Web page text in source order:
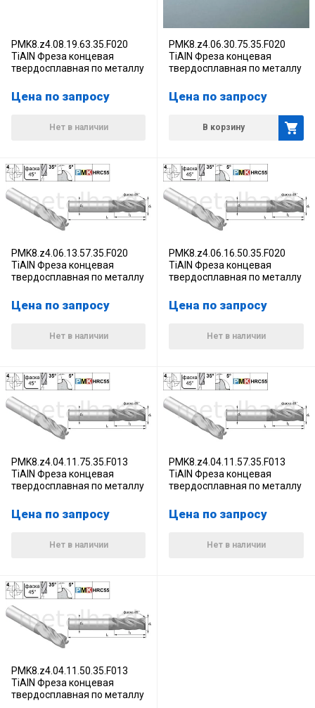
PMK8.z4.08.19.63.35.F020
TiAlN Фреза концевая
твердосплавная по металлу
Цена по запросу
Нет в наличии
PMK8.z4.06.30.75.35.F020
TiAlN Фреза концевая
твердосплавная по металлу
Цена по запросу
В корзину
PMK8.z4.06.13.57.35.F020
TiAlN Фреза концевая
твердосплавная по металлу
Цена по запросу
Нет в наличии
PMK8.z4.06.16.50.35.F020
TiAlN Фреза концевая
твердосплавная по металлу
Цена по запросу
Нет в наличии
PMK8.z4.04.11.75.35.F013
TiAlN Фреза концевая
твердосплавная по металлу
Цена по запросу
Нет в наличии
PMK8.z4.04.11.57.35.F013
TiAlN Фреза концевая
твердосплавная по металлу
Цена по запросу
Нет в наличии
PMK8.z4.04.11.50.35.F013
TiAlN Фреза концевая
твердосплавная по металлу